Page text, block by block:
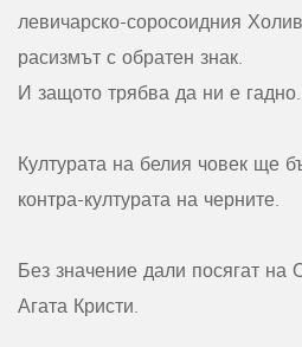
левичарско-соросоидния
расизмът с обратен знак.
И защото трябва да ни е гадно.
Културата на белия човек ще
контра-културата на черните.
Без значение дали посягат
Агата Кристи.